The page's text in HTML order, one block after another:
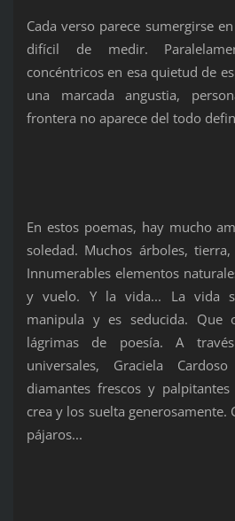
Cada verso parece sumergirse
difícil de medir.
concéntricos en esa quietud de
una marcada angustia,
frontera no aparece del todo
En estos poemas, hay mucho
soledad. Muchos árboles,
Innumerables elementos
y vuelo. Y la vida... La vida
manipula y es seducida. Que
lágrimas de poesía. A
universales, Graciela
diamantes frescos y
crea y los suelta generosamente.
pájaros...